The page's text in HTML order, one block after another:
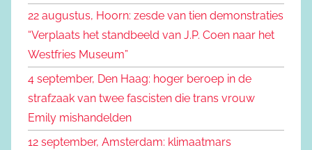
a
:
22 augustus, Hoorn: zesde van tien demonstraties
“Verplaats het standbeeld van J.P. Coen naar het
Westfries Museum”
4 september, Den Haag: hoger beroep in de
strafzaak van twee fascisten die trans vrouw
Emily mishandelden
12 september, Amsterdam: klimaatmars